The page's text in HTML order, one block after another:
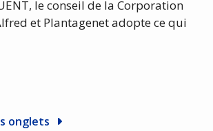
le conseil de la Corporation
et Plantagenet adopte ce qui
onglets